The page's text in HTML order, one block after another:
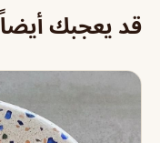
قد يعجبك أيضاً